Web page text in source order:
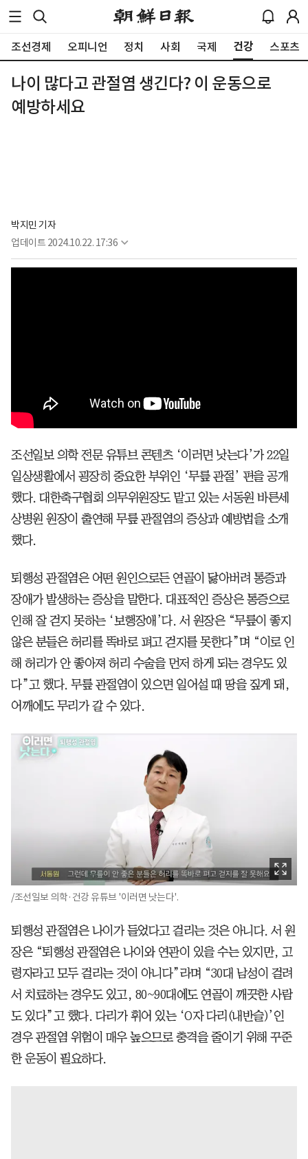
조선경제 오피니언 정치 사회 국제 건강 스포츠
나이 많다고 관절염 생긴다? 이 운동으로
예방하세요
박지민 기자
업데이트 2024.10.22. 17:36
조선일보 의학 전문 유튜브 콘텐츠 ‘이러면 낫는다’가 22일
일상생활에서 굉장히 중요한 부위인 ‘무릎 관절’ 편을 공개
했다. 대한축구협회 의무위원장도 맡고 있는 서동원 바른세
상병원 원장이 출연해 무릎 관절염의 증상과 예방법을 소개
했다.
퇴행성 관절염은 어떤 원인으로든 연골이 닳아버려 통증과
장애가 발생하는 증상을 말한다. 대표적인 증상은 통증으로
인해 잘 걷지 못하는 ‘보행장애’다. 서 원장은 “무릎이 좋지
않은 분들은 허리를 똑바로 펴고 걷지를 못한다”며 “이로 인
해 허리가 안 좋아져 허리 수술을 먼저 하게 되는 경우도 있
다”고 했다. 무릎 관절염이 있으면 일어설 때 땅을 짚게 돼,
어깨에도 무리가 갈 수 있다.
/조선일보 의학·건강 유튜브 '이러면 낫는다'.
퇴행성 관절염은 나이가 들었다고 걸리는 것은 아니다. 서 원
장은 “퇴행성 관절염은 나이와 연관이 있을 수는 있지만, 고
령자라고 모두 걸리는 것이 아니다”라며 “30대 남성이 걸려
서 치료하는 경우도 있고, 80~90대에도 연골이 깨끗한 사람
도 있다”고 했다. 다리가 휘어 있는 ‘O자 다리(내반슬)’인
경우 관절염 위험이 매우 높으므로 충격을 줄이기 위해 꾸준
한 운동이 필요하다.